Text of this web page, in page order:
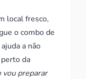
local fresco,
o combo de
a não
da
vou preparar